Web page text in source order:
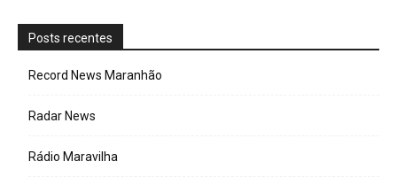
Posts recentes
Record News Maranhão
Radar News
Rádio Maravilha